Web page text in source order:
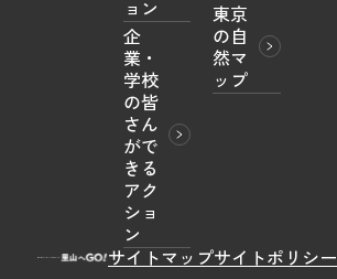
ョン
企
業・
学校
の皆
さん
がで
きる
アク
ショ
ン
東京
の自
然マ
ップ
サイトマップサイトポリシー